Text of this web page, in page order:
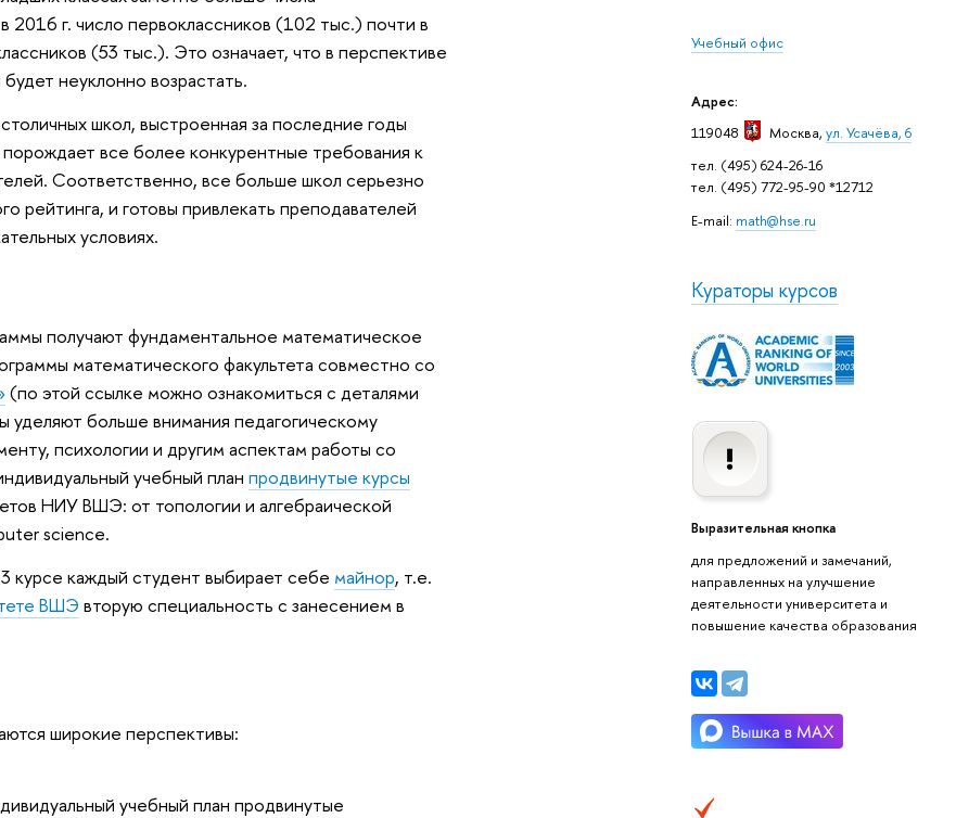
Учебный офис
Адрес:
119048
Москва, ул. Усачёва, 6
тел. (495) 624-26-16
тел. (495) 772-95-90 *12712
E-mail: math@hse.ru
Кураторы курсов
Выразительная кнопка
для предложений и замечаний,
направленных на улучшение
деятельности университета и
повышение качества образования
г. число первоклассников (102 тыс.) почти в
(53 тыс.). Это означает, что в перспективе
неуклонно возрастать.
школ, выстроенная за последние годы
все более конкурентные требования к
Соответственно, все больше школ серьезно
рейтинга, и готовы привлекать преподавателей
условиях.
получают фундаментальное математическое
математического факультета совместно со
(по этой ссылке можно ознакомиться с деталями
уделяют больше внимания педагогическому
психологии и другим аспектам работы со
учебный планпродвинутые курсы
НИУ ВШЭ: от топологии и алгебраической
science.
каждый студент выбирает себе майнор, т.е.
ВШЭ вторую специальность с занесением в
широкие перспективы:
учебный план продвинутые